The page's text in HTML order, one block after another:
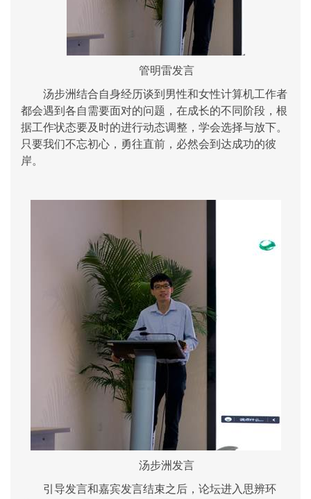
管明雷发言
汤步洲结合自身经历谈到男性和女性计算机工作者
都会遇到各自需要面对的问题，在成长的不同阶段，根
据工作状态要及时的进行动态调整，学会选择与放下。
只要我们不忘初心，勇往直前，必然会到达成功的彼
岸。
汤步洲发言
引导发言和嘉宾发言结束之后，论坛进入思辨环